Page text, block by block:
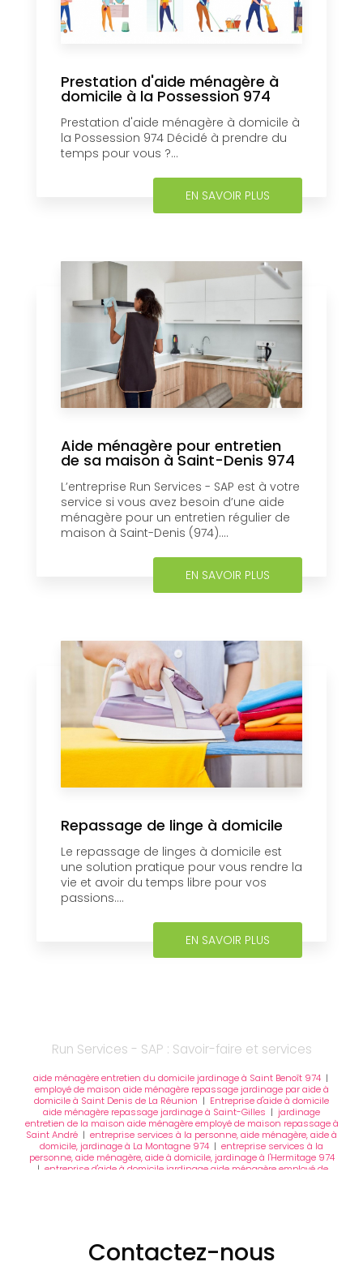
Prestation d'aide ménagère à
domicile à la Possession 974
Prestation d'aide ménagère à domicile à
la Possession 974 Décidé à prendre du
temps pour vous ?...
EN SAVOIR PLUS
Aide ménagère pour entretien
de sa maison à Saint-Denis 974
L’entreprise Run Services - SAP est à votre
service si vous avez besoin d’une aide
ménagère pour un entretien régulier de
maison à Saint-Denis (974)....
EN SAVOIR PLUS
Repassage de linge à domicile
Le repassage de linges à domicile est
une solution pratique pour vous rendre la
vie et avoir du temps libre pour vos
passions....
EN SAVOIR PLUS
Run Services - SAP : Savoir-faire et services
aide ménagère entretien du domicile jardinage à Saint Benoît 974|
employé de maison aide ménagère repassage jardinage par aide à
domicile à Saint Denis de La Réunion | Entreprise d'aide à domicile
aide ménagère repassage jardinage à Saint-Gilles | jardinage
entretien de la maison aide ménagère employé de maison repassage à
Saint André | entreprise services à la personne, aide ménagère, aide à
domicile, jardinage à La Montagne 974 | entreprise services à la
personne, aide ménagère, aide à domicile, jardinage à l'Hermitage 974
| entreprise d'aide à domicile jardinage aide ménagère employé de
repassage jardinage à Sainte-Marie 974|employé de maison aide
Contactez-nous